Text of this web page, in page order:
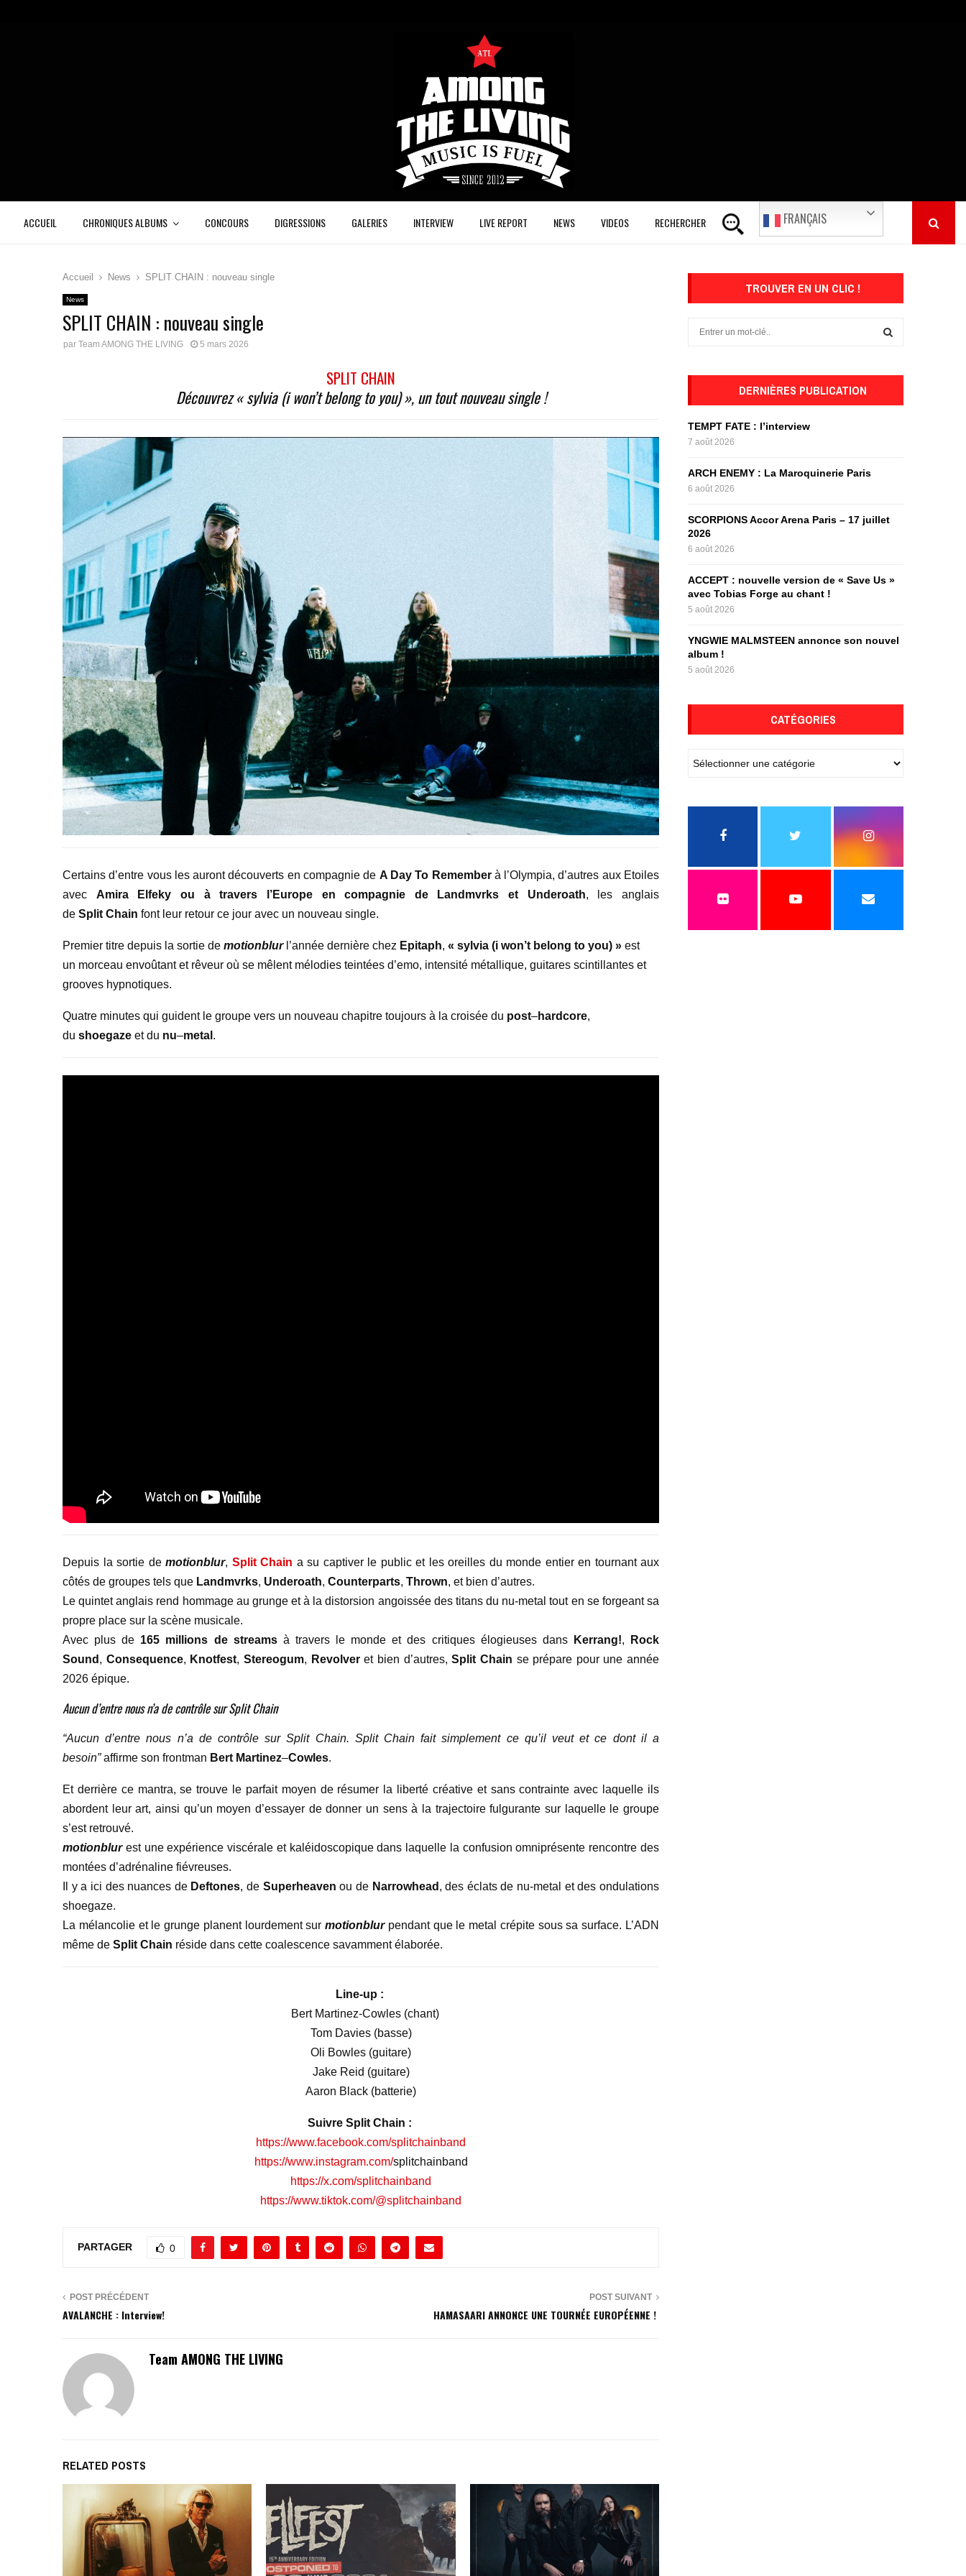
ACCUEIL CHRONIQUES ALBUMS CONCOURS DIGRESSIONS GALERIES INTERVIEW LIVE REPORT NEWS VIDEOS RECHERCHER FRANÇAIS
Accueil News SPLIT CHAIN : nouveau single
News
SPLIT CHAIN : nouveau single
par Team AMONG THE LIVING 5 mars 2026
SPLIT CHAIN
Découvrez « sylvia (i won’t belong to you) », un tout nouveau single !
Certains d’entre vous les auront découverts en compagnie de A Day To Remember à l’Olympia, d’autres aux Etoiles
avec Amira Elfeky ou à travers l’Europe en compagnie de Landmvrks et Underoath, les anglais
de Split Chain font leur retour ce jour avec un nouveau single.
Premier titre depuis la sortie de motionblur l’année dernière chez Epitaph, « sylvia (i won’t belong to you) » est
un morceau envoûtant et rêveur où se mêlent mélodies teintées d’emo, intensité métallique, guitares scintillantes et
grooves hypnotiques.
Quatre minutes qui guident le groupe vers un nouveau chapitre toujours à la croisée du post–hardcore,
du shoegaze et du nu–metal .
Depuis la sortie de motionblur, Split Chain a su captiver le public et les oreilles du monde entier en tournant aux
côtés de groupes tels que Landmvrks, Underoath, Counterparts, Thrown, et bien d’autres.
Le quintet anglais rend hommage au grunge et à la distorsion angoissée des titans du nu-metal tout en se forgeant sa
propre place sur la scène musicale.
Avec plus de 165 millions de streamsà travers le monde et des critiques élogieuses dans Kerrang!,
Rock
Sound , Consequence, Knotfest, Stereogum, Revolveret bien d’autres, Split Chain se prépare pour une année
2026 épique.
Aucun d’entre nous n’a de contrôle sur Split Chain
“Aucun d’entre nous n’a de contrôle sur Split Chain. Split Chain fait simplement ce qu’il veut et ce dont il a
besoin”affirme son frontman Bert Martinez–Cowles.
Et derrière ce mantra, se trouve le parfait moyen de résumer la liberté créative et sans contrainte avec laquelle ils
abordent leur art, ainsi qu’un moyen d’essayer de donner un sens à la trajectoire fulgurante sur laquelle le groupe
s’est retrouvé.
motionblur est une expérience viscérale et kaléidoscopique dans laquelle la confusion omniprésente rencontre des
montées d’adrénaline fiévreuses.
Il y a ici des nuances de Deftones, de Superheavenou de Narrowhead , des éclats de nu-metal et des ondulations
shoegaze.
La mélancolie et le grunge planent lourdement surmotionblur pendant que le metal crépite sous sa surface. L’ADN
même de Split Chain réside dans cette coalescence savamment élaborée.
Line-up :
Bert Martinez-Cowles (chant)
Tom Davies (basse)
Oli Bowles (guitare)
Jake Reid (guitare)
Aaron Black (batterie)
Suivre Split Chain :
https://www.facebook.com/splitchainband
https://www.instagram.com/splitchainband
https://x.com/splitchainband
https://www.tiktok.com/@splitchainband
PARTAGER 0
POST PRÉCÉDENT
AVALANCHE : Interview!
POST SUIVANT
HAMASAARI ANNONCE UNE TOURNÉE EUROPÉENNE !
Team AMONG THE LIVING
RELATED POSTS
TROUVER EN UN CLIC !
o
r
DERNIÈRES PUBLICATION
TEMPT FATE : l’interview
7 août 2026
ARCH ENEMY : La Maroquinerie Paris
6 août 2026
SCORPIONS Accor Arena Paris – 17 juillet
2026
6 août 2026
ACCEPT : nouvelle version de « Save Us »
avec Tobias Forge au chant !
5 août 2026
YNGWIE MALMSTEEN annonce son nouvel
album !
5 août 2026
CATÉGORIES